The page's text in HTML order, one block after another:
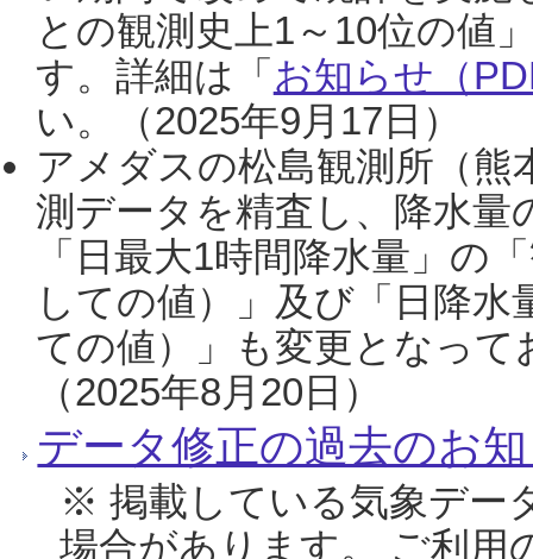
との観測史上1～10位の値
す。詳細は「 お知らせ（
い。（2025年9月17日）
アメダスの松島観測所（熊
測データを精査し、降水
「日最大1時間降水量」の
しての値）」及び「日降
ての値）」も変更となっ
（2025年8月20日）
データ修正の過去のお
※ 掲載している気象デー
場合があります。 ご利用